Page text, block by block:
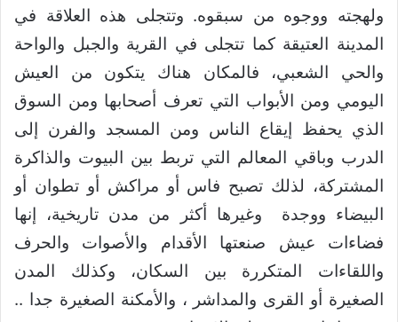
ولهجته ووجوه من سبقوه. وتتجلى هذه العلاقة في
المدينة العتيقة كما تتجلى في القرية والجبل والواحة
والحي الشعبي، فالمكان هناك يتكون من العيش
اليومي ومن الأبواب التي تعرف أصحابها ومن السوق
الذي يحفظ إيقاع الناس ومن المسجد والفرن إلى
الدرب وباقي المعالم التي تربط بين البيوت والذاكرة
المشتركة، لذلك تصبح فاس أو مراكش أو تطوان أو
البيضاء ووجدة وغيرها أكثر من مدن تاريخية، إنها
فضاءات عيش صنعتها الأقدام والأصوات والحرف
واللقاءات المتكررة بين السكان، وكذلك المدن
الصغيرة أو القرى والمداشر ، والأمكنة الصغيرة جدا ..